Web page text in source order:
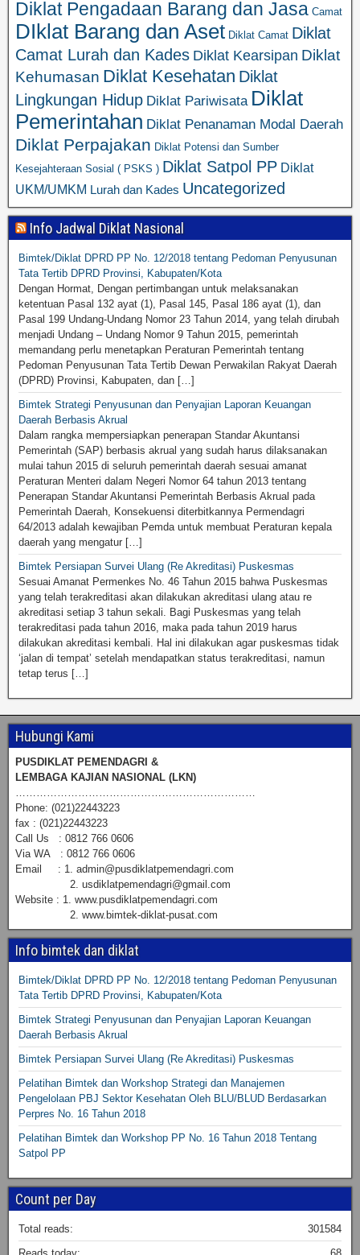
Diklat Pengadaan Barang dan Jasa Camat
DIklat Barang dan Aset Diklat Camat Diklat
Camat Lurah dan Kades Diklat Kearsipan Diklat
Kehumasan Diklat Kesehatan Diklat
Lingkungan Hidup Diklat Pariwisata Diklat
Pemerintahan Diklat Penanaman Modal Daerah
Diklat Perpajakan Diklat Potensi dan Sumber
Kesejahteraan Sosial ( PSKS ) Diklat Satpol PP Diklat
UKM/UMKM Lurah dan Kades Uncategorized
Info Jadwal Diklat Nasional
Bimtek/Diklat DPRD PP No. 12/2018 tentang Pedoman Penyusunan
Tata Tertib DPRD Provinsi, Kabupaten/Kota
Dengan Hormat, Dengan pertimbangan untuk melaksanakan
ketentuan Pasal 132 ayat (1), Pasal 145, Pasal 186 ayat (1), dan
Pasal 199 Undang-Undang Nomor 23 Tahun 2014, yang telah dirubah
menjadi Undang – Undang Nomor 9 Tahun 2015, pemerintah
memandang perlu menetapkan Peraturan Pemerintah tentang
Pedoman Penyusunan Tata Tertib Dewan Perwakilan Rakyat Daerah
(DPRD) Provinsi, Kabupaten, dan […]
Bimtek Strategi Penyusunan dan Penyajian Laporan Keuangan
Daerah Berbasis Akrual
Dalam rangka mempersiapkan penerapan Standar Akuntansi
Pemerintah (SAP) berbasis akrual yang sudah harus dilaksanakan
mulai tahun 2015 di seluruh pemerintah daerah sesuai amanat
Peraturan Menteri dalam Negeri Nomor 64 tahun 2013 tentang
Penerapan Standar Akuntansi Pemerintah Berbasis Akrual pada
Pemerintah Daerah, Konsekuensi diterbitkannya Permendagri
64/2013 adalah kewajiban Pemda untuk membuat Peraturan kepala
daerah yang mengatur […]
Bimtek Persiapan Survei Ulang (Re Akreditasi) Puskesmas
Sesuai Amanat Permenkes No. 46 Tahun 2015 bahwa Puskesmas
yang telah terakreditasi akan dilakukan akreditasi ulang atau re
akreditasi setiap 3 tahun sekali. Bagi Puskesmas yang telah
terakreditasi pada tahun 2016, maka pada tahun 2019 harus
dilakukan akreditasi kembali. Hal ini dilakukan agar puskesmas tidak
‘jalan di tempat’ setelah mendapatkan status terakreditasi, namun
tetap terus […]
Hubungi Kami
PUSDIKLAT PEMENDAGRI &
LEMBAGA KAJIAN NASIONAL (LKN)
Phone: (021)22443223
fax : (021)22443223
Call Us : 0812 766 0606
Via WA : 0812 766 0606
Email : 1. admin@pusdiklatpemendagri.com
2. usdiklatpemendagri@gmail.com
Website : 1. www.pusdiklatpemendagri.com
2. www.bimtek-diklat-pusat.com
Info bimtek dan diklat
Bimtek/Diklat DPRD PP No. 12/2018 tentang Pedoman Penyusunan
Tata Tertib DPRD Provinsi, Kabupaten/Kota
Bimtek Strategi Penyusunan dan Penyajian Laporan Keuangan
Daerah Berbasis Akrual
Bimtek Persiapan Survei Ulang (Re Akreditasi) Puskesmas
Pelatihan Bimtek dan Workshop Strategi dan Manajemen
Pengelolaan PBJ Sektor Kesehatan Oleh BLU/BLUD Berdasarkan
Perpres No. 16 Tahun 2018
Pelatihan Bimtek dan Workshop PP No. 16 Tahun 2018 Tentang
Satpol PP
Count per Day
301584
Total reads: